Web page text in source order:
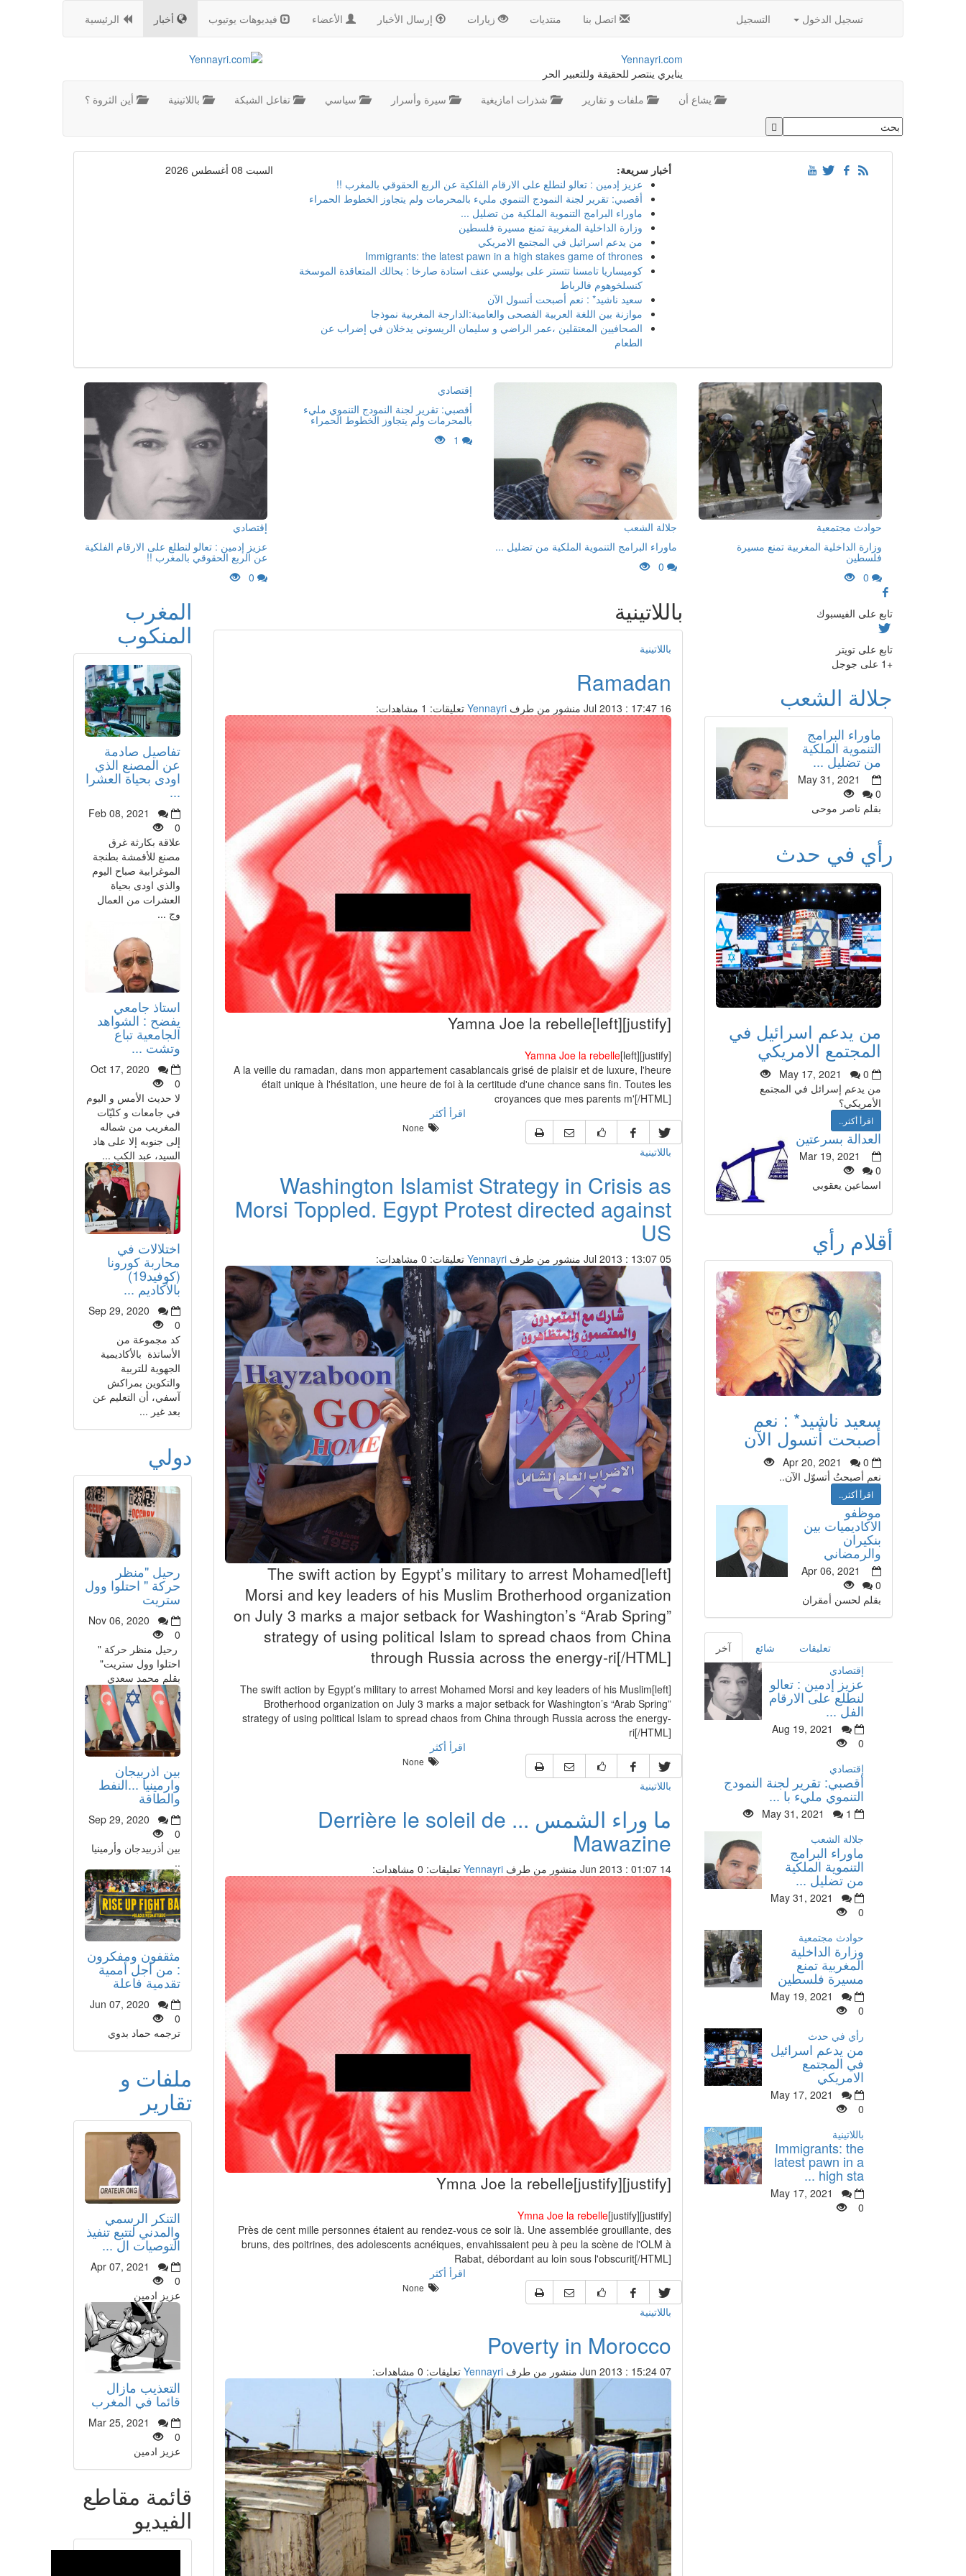
الرئيسية أخبار فيديوهات يوتيوب الأعضاء إرسال الأخبار زيارات منتديات اتصل بنا التسجيل تسجيل الدخول
Yennayri.com
ينايري ينتصر للحقيقة وللتعبير الحر
أين الثروة ؟
باللاتينية تفاعل الشبكة سياسي سيرة وأسرار شذرات امازيغية ملفات و تقارير يشاع أن
السبت 08 أغسطس 2026
أخبار سريعة:
عزيز إدمين : تعالو لنطلع على الارقام الفلكية عن الربع الحقوقي بالمغرب !!
أقصبي: تقرير لجنة النمودج التنموي مليء بالمحرمات ولم يتجاوز الخطوط الحمراء
ماوراء البرامج التنموية الملكية من تضليل ...
وزارة الداخلية المغربية تمنع مسيرة فلسطين
من يدعم اسرائيل في المجتمع الامريكي
Immigrants: the latest pawn in a high stakes game of thrones
كوميساريا تامسنا تتستر على بوليسي عنف استادة صارخا : بحالك المتعاقدة الموسخة
كنسلخوهوم فالرباط
سعيد ناشيد* : نعم أصبحت أتسول الآن
موازنة بين اللغة العربية الفصحى والعامية:الدارجة المغربية نموذجا
الصحافيين المعتقلين ،عمر الراضي و سليمان الريسوني يدخلان في إضراب عن
الطعام
إقتصادي
عزيز إدمين : تعالو لنطلع على الارقام الفلكية
عن الربع الحقوقي بالمغرب !!
إقتصادي
أقصبي: تقرير لجنة النمودج التنموي مليء
بالمحرمات ولم يتجاوز الخطوط الحمراء
جلالة الشعب
ماوراء البرامج التنموية الملكية من تضليل ...
حوادث مجتمعية
وزارة الداخلية المغربية تمنع مسيرة
فلسطين
المغرب
المنكوب
تفاصيل صادمة
عن المصنع الذي
اودى بحياة العشرا
...
Feb 08, 2021
0
علاقة بكارثة غرق
مصنع للأقمشة بطنجة
الموغرابية صباح اليوم
والذي اودى بحياة
العشرات من العمال
وج ...
استاذ جامعي
يفضح : الشواهد
الجامعية تباع
وتشت ...
Oct 17, 2020
0
لا حديث الأمس و اليوم
في جامعات و كليّات
المغريب من شماله
إلى جنوبه إلا على هاد
السيد، عبد الكب ...
اختلالات في
محاربة كورونا
(كوفيد19)
بالأكاديم ...
Sep 29, 2020
0
كد مجموعة من
الأساتذة بالأكاديمية
الجهوية للتربية
والتكوين بمراكش
آسفي، أن التعليم عن
بعد غير ...
دولي
رحيل "منظر
حركة " احتلوا وول
ستريت
Nov 06, 2020
0
رحيل منظر حركة "
احتلوا وول ستريت"
بقلم محمد سعدي
بين اذربيجان
وارمينيا ...النفط
والطاقة
Sep 29, 2020
0
بين أذربيدجان وأرمينيا
..
مثقفون ومفكرون
: من أجل أممية
تقدمية فاعلة
Jun 07, 2020
0
ترجمه حماد بدوي
ملفات و
تقارير
التنكر الرسمي
والمدني لتتبع تنفيذ
التوصيات ال ...
Apr 07, 2021
0
عزيز ادمين
التعذيب مازال
قائما في المغرب
Mar 25, 2021
0
عزيز ادمين
قائمة مقاطع
الفيديو
باللاتينية
باللاتينية
Ramadan
16 Jul 2013 : 17:47 منشور من طرفYennayri تعليقات: 1 مشاهدات:
[justify][left]Yamna Joe la rebelle
[justify][left]
Yamna Joe la rebelle
A la veille du ramadan, dans mon appartement casablancais grisé de plaisir et de luxure, l'heure
était unique à l'hésitation, une heure de foi à la certitude d'une chance sans fin. Toutes les
croyances que mes parents m'[/HTML]
اقرأ أكثر
None
باللاتينية
Washington Islamist Strategy in Crisis as
Morsi Toppled. Egypt Protest directed against
US
05 Jul 2013 : 13:07 منشور من طرفYennayri تعليقات: 0 مشاهدات:
[left]The swift action by Egypt’s military to arrest Mohamed
Morsi and key leaders of his Muslim Brotherhood organization
on July 3 marks a major setback for Washington’s “Arab Spring”
strategy of using political Islam to spread chaos from China
through Russia across the energy-ri[/HTML]
[left]The swift action by Egypt’s military to arrest Mohamed Morsi and key leaders of his Muslim
Brotherhood organization on July 3 marks a major setback for Washington’s “Arab Spring”
strategy of using political Islam to spread chaos from China through Russia across the energy-
ri[/HTML]
اقرأ أكثر
None
باللاتينية
ما وراء الشمس ... Derrière le soleil de
Mawazine
14 Jun 2013 : 01:07 منشور من طرفYennayri تعليقات: 0 مشاهدات:
[justify][justify]Ymna Joe la rebelle
[justify][justify]
Ymna Joe la rebelle
Près de cent mille personnes étaient au rendez-vous ce soir là. Une assemblée grouillante, des
bruns, des poitrines, des adolescents acnéiques, envahissaient peu à peu la scène de l'OLM à
Rabat, débordant au loin sous l'obscurit[/HTML]
اقرأ أكثر
None
باللاتينية
Poverty in Morocco
07 Jun 2013 : 15:24 منشور من طرفYennayri تعليقات: 0 مشاهدات:
تابع على الفيسبوك
تابع على تويتر
+1 على جوجل
جلالة الشعب
ماوراء البرامج
التنموية الملكية
من تضليل ...
May 31, 2021
0
بقلم ناصر موحى
رأي في حدث
من يدعم اسرائيل في
المجتمع الامريكي
May 17, 2021
0
من يدعم إسرائل في المجتمع
الأمريكي؟
اقرأ أكثر..
العدالة بسرعتين
Mar 19, 2021
0
اسماعين يعقوبي
أقلام رأي
سعيد ناشيد* : نعم
أصبحت أتسول الآن
Apr 20, 2021
0
نعم أصبحتُ أتسوّل الآن..
اقرأ أكثر..
موظفو
الاكاديميات بين
بنكيران
والرمضاني
Apr 06, 2021
0
بقلم لحسن أمقران
آخر شائع
تعليقات
إقتصادي
عزيز إدمين : تعالو
لنطلع على الارقام
الفل ...
Aug 19, 2021
0
إقتصادي
أقصبي: تقرير لجنة النمودج
التنموي مليء با ...
May 31, 2021
1
جلالة الشعب
ماوراء البرامج
التنموية الملكية
من تضليل ...
May 31, 2021
0
حوادث مجتمعية
وزارة الداخلية
المغربية تمنع
مسيرة فلسطين
May 19, 2021
0
رأي في حدث
من يدعم اسرائيل
في المجتمع
الامريكي
May 17, 2021
0
باللاتينية
Immigrants: the
latest pawn in a
high sta ...
May 17, 2021
0